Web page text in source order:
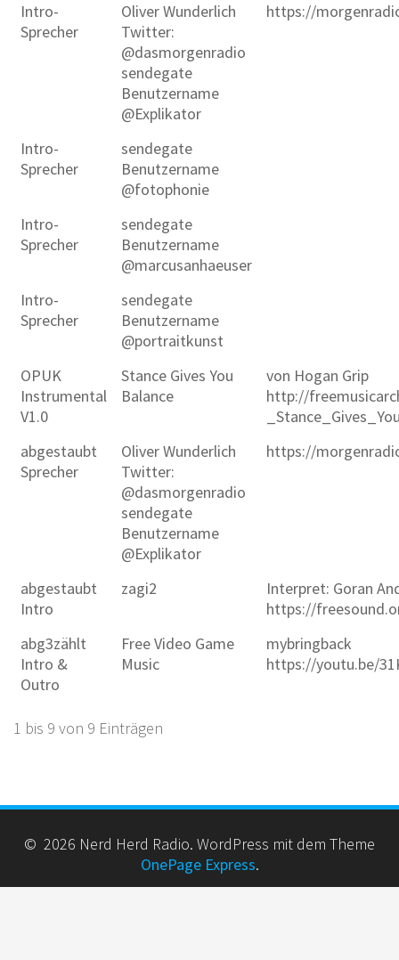
Intro-
Sprecher
Oliver Wunderlich
Twitter:
@dasmorgenradio
sendegate
Benutzername
@Explikator
https://
Intro-
Sprecher
sendegate
Benutzername
@fotophonie
Intro-
Sprecher
sendegate
Benutzername
@marcusanhaeuser
Intro-
Sprecher
sendegate
Benutzername
@portraitkunst
OPUK
Instrumental
V1.0
Stance Gives You
Balance
von Hogan Grip
http://
abgestaubt
Sprecher
Oliver Wunderlich
Twitter:
@dasmorgenradio
sendegate
Benutzername
@Explikator
https://
abgestaubt
Intro
zagi2
Interpret: Goran
https://
abg3zählt
Intro &
Outro
Free Video Game
Music
mybringback
https://youtu.be/
1 bis 9 von 9 Einträgen
© 2026 Nerd Herd Radio. WordPress mit dem Theme
OnePage Express.